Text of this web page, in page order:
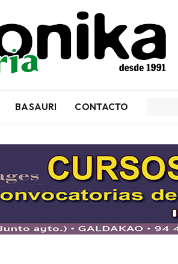
BASAURI CONTACTO